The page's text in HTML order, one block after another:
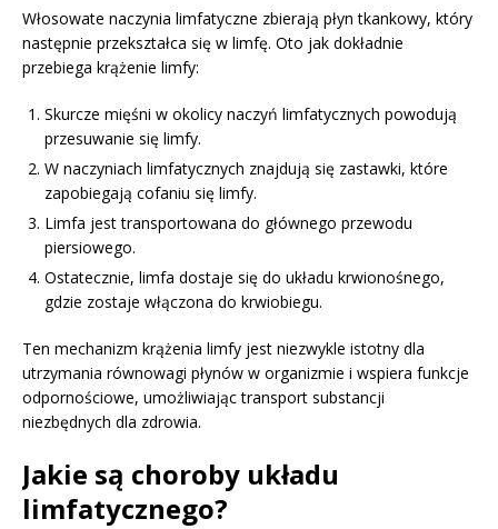
Włosowate naczynia limfatyczne zbierają płyn tkankowy, który
następnie przekształca się w limfę. Oto jak dokładnie
przebiega krążenie limfy:
Skurcze mięśni w okolicy naczyń limfatycznych powodują
przesuwanie się limfy.
W naczyniach limfatycznych znajdują się zastawki, które
zapobiegają cofaniu się limfy.
Limfa jest transportowana do głównego przewodu
piersiowego.
Ostatecznie, limfa dostaje się do układu krwionośnego,
gdzie zostaje włączona do krwiobiegu.
Ten mechanizm krążenia limfy jest niezwykle istotny dla
utrzymania równowagi płynów w organizmie i wspiera funkcje
odpornościowe, umożliwiając transport substancji
niezbędnych dla zdrowia.
Jakie są choroby układu
limfatycznego?